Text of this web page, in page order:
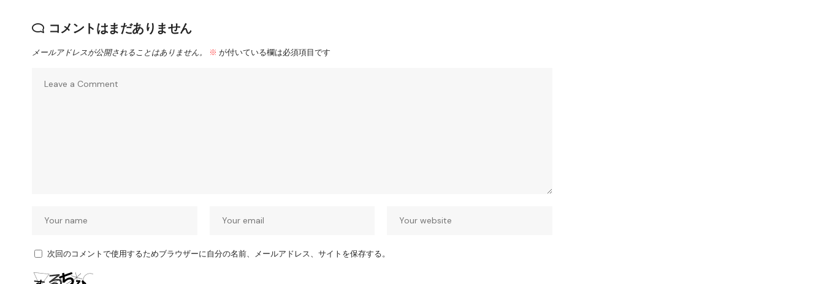
コメントはまだありません
メールアドレスが公開されることはありません。 ※ が付いている欄は必須項目です
次回のコメントで使用するためブラウザーに自分の名前、メールアドレス、サイトを保存する。